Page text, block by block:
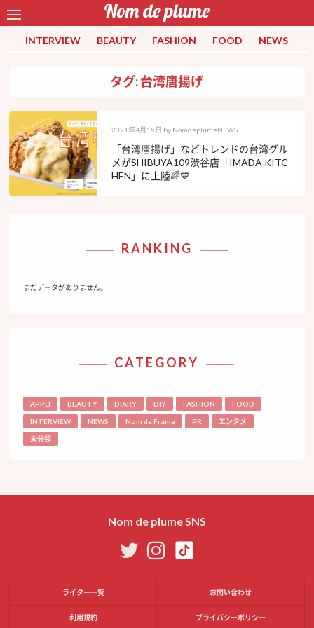
INTERVIEW BEAUTY FASHION FOOD NEWS
タグ: 台湾唐揚げ
2021年4月15日 by NomdeplumeNEWS
「台湾唐揚げ」などトレンドの台湾グル
メがSHIBUYA109渋谷店「IMADA KITC
HEN」に上陸🌈💙
RANKING
まだデータがありません。
CATEGORY
APPLI BEAUTY DIARY DIY FASHION FOOD
INTERVIEW NEWS Nom de Frame PR エンタメ
未分類
Nom de plume SNS
ライター一覧 お問い合わせ
利用規約 プライバシーポリシー